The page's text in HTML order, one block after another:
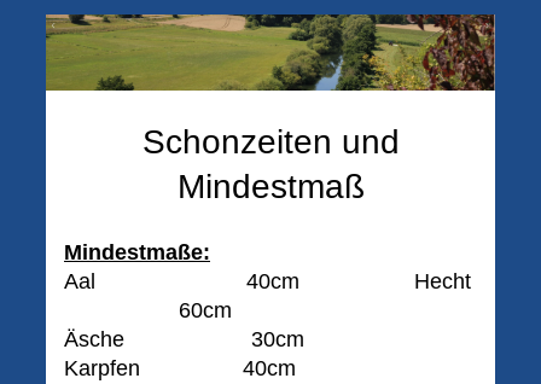
Schonzeiten und
Mindestmaß
Mindestmaße:
Aal 40cm Hecht
60cm
Äsche 30cm
Karpfen 40cm